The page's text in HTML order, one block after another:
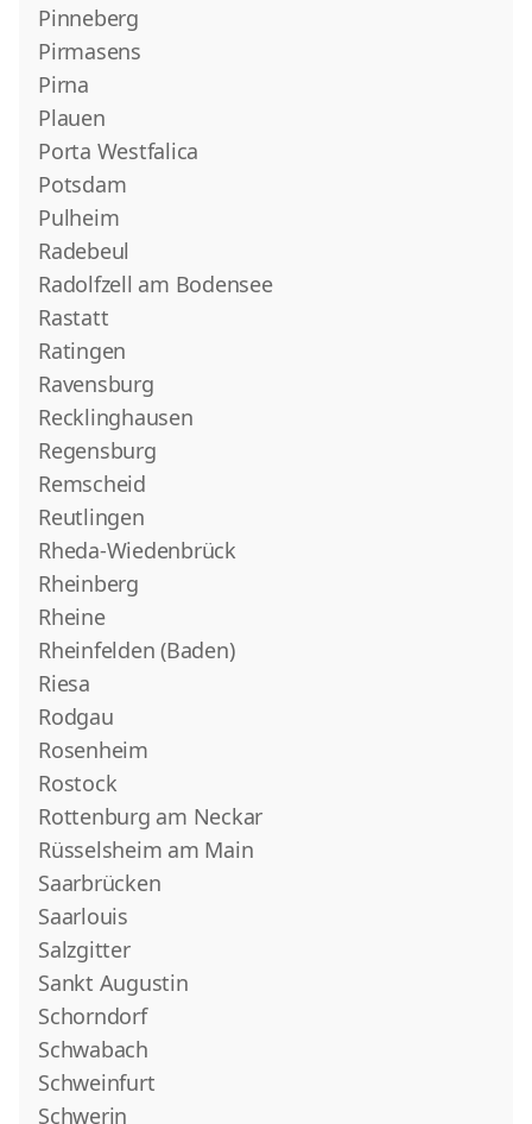
Pinneberg
Pirmasens
Pirna
Plauen
Porta Westfalica
Potsdam
Pulheim
Radebeul
Radolfzell am Bodensee
Rastatt
Ratingen
Ravensburg
Recklinghausen
Regensburg
Remscheid
Reutlingen
Rheda-Wiedenbrück
Rheinberg
Rheine
Rheinfelden (Baden)
Riesa
Rodgau
Rosenheim
Rostock
Rottenburg am Neckar
Rüsselsheim am Main
Saarbrücken
Saarlouis
Salzgitter
Sankt Augustin
Schorndorf
Schwabach
Schweinfurt
Schwerin